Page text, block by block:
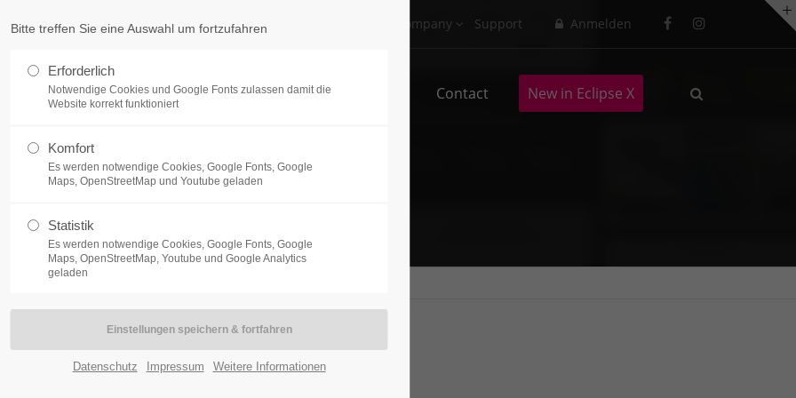
dolor sit amet:
support for our customers
8:00am - 5:00pm(GMT +1)
Cybersteel Inc.
Have any questions?
Drop us a line
info@yourdomain.com
Lorem ipsum dolor sit amet,
consectetuer adipiscing elit.
Anmelden
Company Support
Home Features Pages Portfolio Contact New in Eclipse X
3 /v6
Bitte treffen Sie eine Auswahl um fortzufahren
Erforderlich
Notwendige Cookies und Google Fonts zulassen damit die
Website korrekt funktioniert
Komfort
Es werden notwendige Cookies, Google Fonts, Google
Maps, OpenStreetMap und Youtube geladen
Statistik
Es werden notwendige Cookies, Google Fonts, Google
Maps, OpenStreetMap, Youtube und Google Analytics
geladen
Datenschutz Impressum Weitere Informationen